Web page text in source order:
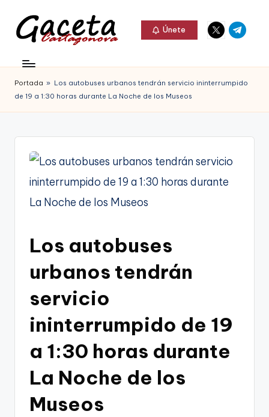
Saltar
contenido
c
e
t
Gaceta
Cartagonova,
La
que
informa
Cartagena,
Únete
Elemento
del
Elemento
del
Portada » Los autobuses urbanos tendrán servicio ininterrumpido
de 19 a 1:30 horas durante La Noche de los Museos
Los autobuses
urbanos tendrán
servicio
ininterrumpido de 19
a 1:30 horas durante
La Noche de los
Museos